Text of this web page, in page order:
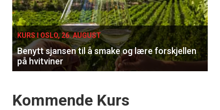
single
KURS I OSLO, 26. AUGUST
Benytt sjansen til å smake og lære forskjellen
på hvitviner
Events
Kommende Kurs